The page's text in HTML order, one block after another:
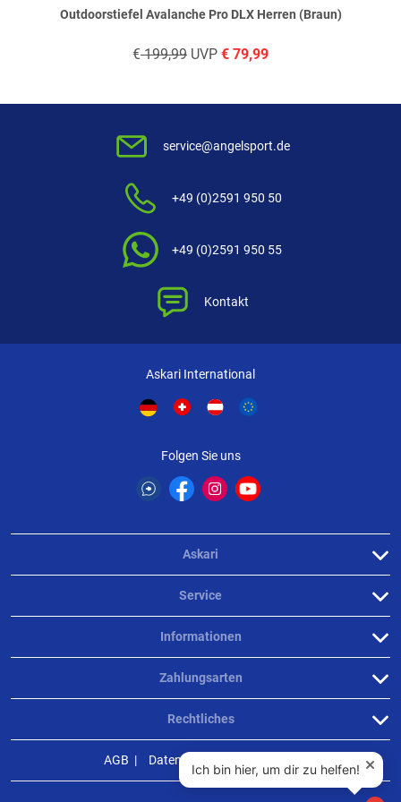
haben. Sie erhalten dazu eine Aufforderung per Mail. Wir
Einholung von Bewertungen. Trusted Shops hat Maßnahmen
Outdoorstiefel Avalanche Pro DLX Herren (Braun)
€199,99 UVP € 79,99
service@angelsport.de
+49 (0)2591 950 50
+49 (0)2591 950 55
Kontakt
Askari International
Folgen Sie uns
Askari
Service
Informationen
Rechtliches
Zahlungsarten
AGB Datenschutz